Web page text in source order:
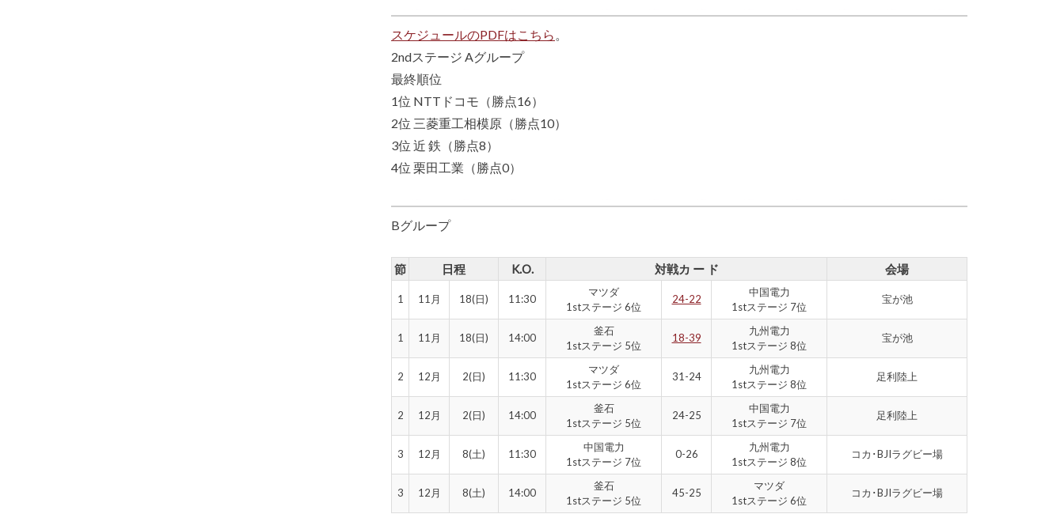
スケジュールのPDFはこちら
2ndステージ Aグループ
最終順位
1位 NTTドコモ（勝点16）
2位 三菱重工相模原（勝点10）
3位 近 鉄（勝点8）
4位 栗田工業（勝点0）
Bグループ
節 日程 K.O. 対戦カ ー ド 会場
1 11月 18(日) 11:30
マツダ
1stステージ 6位
24-22
中国電力
1stステージ 7位
宝が池
1 11月 18(日) 14:00
釜石
1stステージ 5位
18-39
九州電力
1stステージ 8位
宝が池
2 12月 2(日) 11:30
マツダ
1stステージ 6位
31-24
九州電力
1stステージ 8位
足利陸上
2 12月 2(日) 14:00
釜石
1stステージ 5位
24-25
中国電力
1stステージ 7位
足利陸上
3 12月 8(土) 11:30
中国電力
1stステージ 7位
0-26
九州電力
1stステージ 8位
コカ･BJIラグビー場
3 12月 8(土) 14:00
釜石
1stステージ 5位
45-25
マツダ
1stステージ 6位
コカ･BJIラグビー場